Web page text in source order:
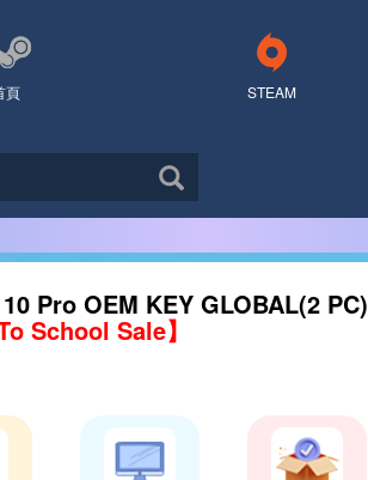
頁 STEAM
Pro OEM KEY GLOBAL(2 PC)
School Sale】